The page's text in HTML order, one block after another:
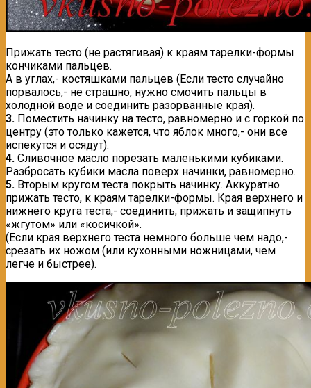
Прижать тесто (не растягивая) к краям тарелки-формы
кончиками пальцев.
А в углах,- костяшками пальцев (Если тесто случайно
порвалось,- не страшно, нужно смочить пальцы в
холодной воде и соединить разорванные края).
3. Поместить начинку на тесто, равномерно и с горкой по
центру (это только кажется, что яблок много,- они все
испекутся и осядут).
4. Сливочное масло порезать маленькими кубиками.
Разбросать кубики масла поверх начинки, равномерно.
5. Вторым кругом теста покрыть начинку. Аккуратно
прижать тесто, к краям тарелки-формы. Края верхнего и
нижнего круга теста,- соединить, прижать и защипнуть
«жгутом» или «косичкой».
(Если края верхнего теста немного больше чем надо,-
срезать их ножом (или кухонными ножницами, чем
легче и быстрее).